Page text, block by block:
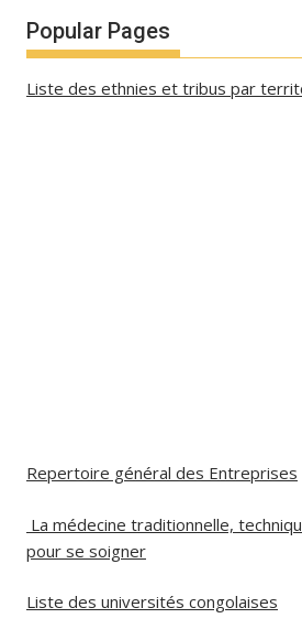
Popular Pages
Liste des ethnies et tribus par
Repertoire général des Entreprises
La médecine traditionnelle,
pour se soigner
Liste des universités congolaises